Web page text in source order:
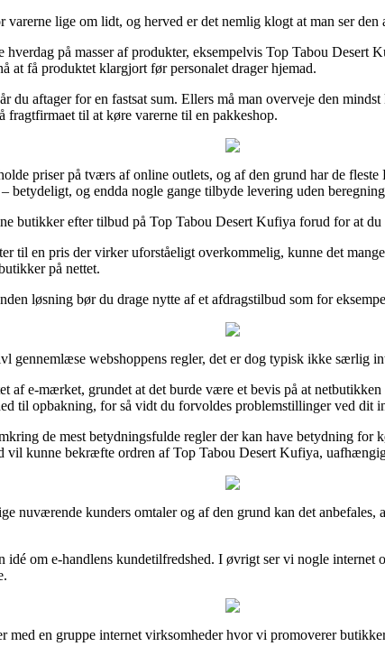
lige om lidt, og herved er det nemlig klogt at man ser den
på masser af produkter, eksempelvis Top Tabou Desert
at få produktet klargjort før personalet drager hjemad.
du aftager for en fastsat sum. Ellers må man overveje den
til at køre varerne til en pakkeshop.
priser på tværs af online outlets, og af den grund har de
betydeligt, og endda nogle gange tilbyde levering uden
butikker efter tilbud på Top Tabou Desert Kufiya forud for at du
til en pris der virker uforståeligt overkommelig, kunne det
på nettet.
løsning bør du drage nytte af et afdragstilbud som for
webshoppens regler, det er dog typisk ikke særlig
af e-mærket, grundet at det burde være et bevis på at
til opbakning, for så vidt du forvoldes problemstillinger ved dit
de mest betydningsfulde regler der kan have betydning
vil kunne bekræfte ordren af Top Tabou Desert Kufiya,
nuværende kunders omtaler og af den grund kan det
om e-handlens kundetilfredshed. I øvrigt ser vi nogle
en gruppe internet virksomheder hvor vi promoverer